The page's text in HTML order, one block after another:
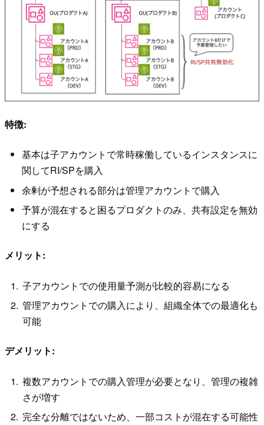
特徴:
基本は子アカウントで常時稼働しているインスタンスに
関してRI/SPを購入
余剰が予想される部分は管理アカウントで購入
予算が混在すると困るプロダクトのみ、共有設定を無効
にする
メリット:
子アカウントでの使用量予測が比較的容易になる
管理アカウントでの購入により、組織全体での最適化も
可能
デメリット:
複数アカウントでの購入管理が必要となり、管理の複雑
さが増す
完全な分離ではないため、一部コストが混在する可能性